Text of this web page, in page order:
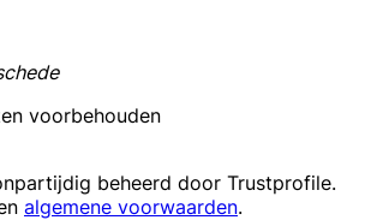
voorbehouden
beheerd door Trustprofile.
algemene voorwaarden.